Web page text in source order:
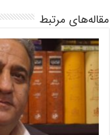
مقاله‌های مرتبط